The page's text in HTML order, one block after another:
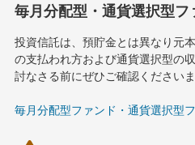
毎月分配型・通貨選択型
投資信託は、預貯金とは異なり元
の支払われ方および通貨選択型の
討なさる前にぜひご確認ください
毎月分配型ファンド・通貨選択型